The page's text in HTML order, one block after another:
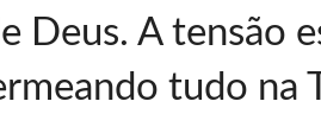
Deus. A tensão
tudo na